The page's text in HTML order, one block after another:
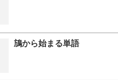
鴋から始まる単語